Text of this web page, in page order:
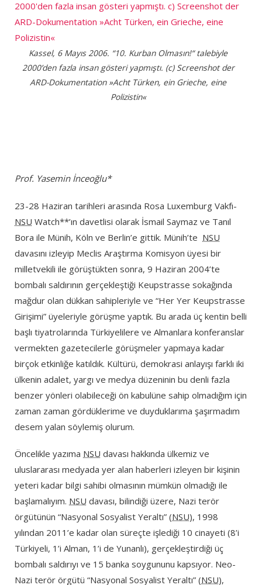
Kassel, 6 Mayıs 2006. “10. Kurban Olmasın!“ talebiyle
2000’den fazla insan gösteri yapmıştı. (c) Screenshot der
ARD-Dokumentation »Acht Türken, ein Grieche, eine
Polizistin«
Prof. Yasemin İnceoğlu*
23-28 Haziran tarihleri arasında Rosa Luxemburg Vakfı-
NSU Watch**’ın davetlisi olarak İsmail Saymaz ve Tanıl
Bora ile Münih, Köln ve Berlin’e gittik. Münih’te NSU
davasını izleyip Meclis Araştırma Komisyon üyesi bir
milletvekili ile görüştükten sonra, 9 Haziran 2004’te
bombalı saldırının gerçekleştiği Keupstrasse sokağında
mağdur olan dükkan sahipleriyle ve “Her Yer Keupstrasse
Girişimi” üyeleriyle görüşme yaptık. Bu arada üç kentin belli
başlı tiyatrolarında Türkiyelilere ve Almanlara konferanslar
vermekten gazetecilerle görüşmeler yapmaya kadar
birçok etkinliğe katıldık. Kültürü, demokrasi anlayışı farklı iki
ülkenin adalet, yargı ve medya düzeninin bu denli fazla
benzer yönleri olabileceği ön kabulüne sahip olmadığım için
zaman zaman gördüklerime ve duyduklarıma şaşırmadım
desem yalan söylemiş olurum.
Öncelikle yazıma NSU davası hakkında ülkemiz ve
uluslararası medyada yer alan haberleri izleyen bir kişinin
yeteri kadar bilgi sahibi olmasının mümkün olmadığı ile
başlamalıyım. NSU davası, bilindiği üzere, Nazi terör
örgütünün “Nasyonal Sosyalist Yeraltı” (NSU), 1998
yılından 2011’e kadar olan süreçte işlediği 10 cinayeti (8’i
Türkiyeli, 1’i Alman, 1’i de Yunanlı), gerçekleştirdiği üç
bombalı saldırıyı ve 15 banka soygununu kapsıyor. Neo-
Nazi terör örgütü “Nasyonal Sosyalist Yeraltı” (NSU),